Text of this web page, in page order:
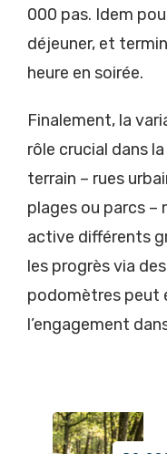
000 pas. Idem
déjeuner, et
heure en soirée.
Finalement, la
rôle crucial dans
terrain – rues
plages ou parcs –
active différents
les progrès via
podomètres peut
l’engagement